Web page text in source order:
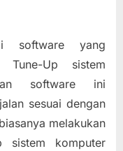
software yang
Tune-Up sistem
software ini
sesuai dengan
melakukan
sistem komputer